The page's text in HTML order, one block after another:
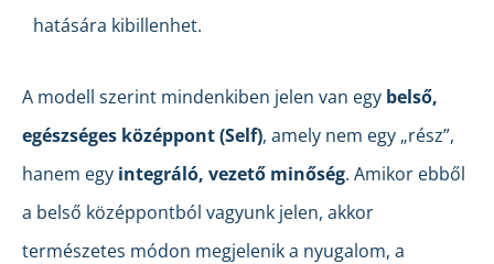
hatására kibillenhet.
A modell szerint mindenkiben jelen van egy belső,
egészséges középpont (Self), amely nem egy „rész”,
hanem egy integráló, vezető minőség. Amikor ebből
a belső középpontból vagyunk jelen, akkor
természetes módon megjelenik a nyugalom, a